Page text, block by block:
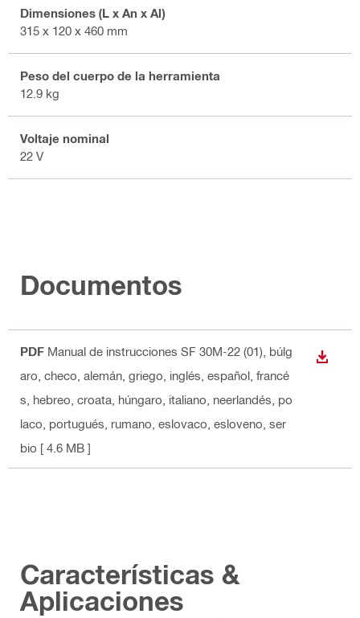
Dimensiones (L x An x Al)
315 x 120 x 460 mm
Peso del cuerpo de la herramienta
12.9 kg
Voltaje nominal
22 V
Documentos
PDF Manual de instrucciones SF 30M-22 (01) , búlg
aro, checo, alemán, griego, inglés, español, francé
s, hebreo, croata, húngaro, italiano, neerlandés, po
laco, portugués, rumano, eslovaco, esloveno, ser
bio [ 4.6 MB ]
Características &
Aplicaciones